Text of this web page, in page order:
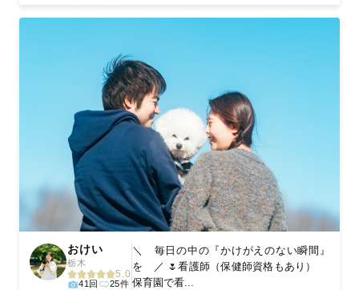
おけい
栃木
5.0
41回 25件
＼ 毎日の中の『かけがえのない瞬間』
を ／ 🌷看護師（保健師資格もあり）
保育園で看...